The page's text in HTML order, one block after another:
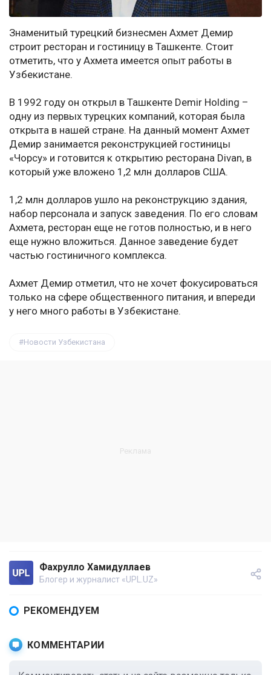
Знаменитый турецкий бизнесмен Ахмет Демир
строит ресторан и гостиницу в Ташкенте. Стоит
отметить, что у Ахмета имеется опыт работы в
Узбекистане.
В 1992 году он открыл в Ташкенте Demir Holding –
одну из первых турецких компаний, которая была
открыта в нашей стране. На данный момент Ахмет
Демир занимается реконструкцией гостиницы
«Чорсу» и готовится к открытию ресторана Divan, в
который уже вложено 1,2 млн долларов США.
1,2 млн долларов ушло на реконструкцию здания,
набор персонала и запуск заведения. По его словам
Ахмета, ресторан еще не готов полностью, и в него
еще нужно вложиться. Данное заведение будет
частью гостиничного комплекса.
Ахмет Демир отметил, что не хочет фокусироваться
только на сфере общественного питания, и впереди
у него много работы в Узбекистане.
Новости Узбекистана
Фахрулло Хамидуллаев
Блогер и журналист «UPL.UZ»
РЕКОМЕНДУЕМ
КОММЕНТАРИИ